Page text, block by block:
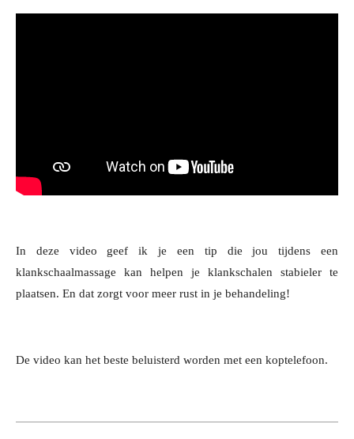
In deze video geef ik je een tip die jou tijdens een
klankschaalmassage kan helpen je klankschalen stabieler te
plaatsen. En dat zorgt voor meer rust in je behandeling!
De video kan het beste beluisterd worden met een koptelefoon.